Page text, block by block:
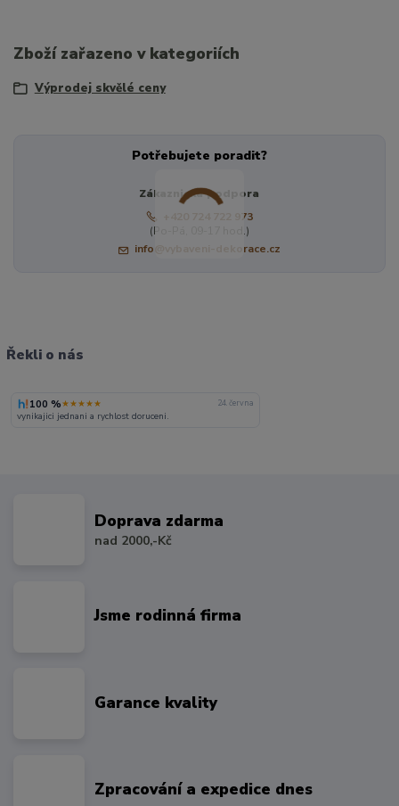
Zboží zařazeno v kategoriích
Výprodej skvělé ceny
Potřebujete poradit?
Zákaznická podpora
+420 724 722 973
(Po-Pá, 09-17 hod.)
info@vybaveni-dekorace.cz
Řekli o nás
100 %★★★★★ 24. června
vynikajici jednani a rychlost doruceni.
Doprava zdarma
nad 2000,-Kč
Jsme rodinná firma
Garance kvality
Zpracování a expedice dnes